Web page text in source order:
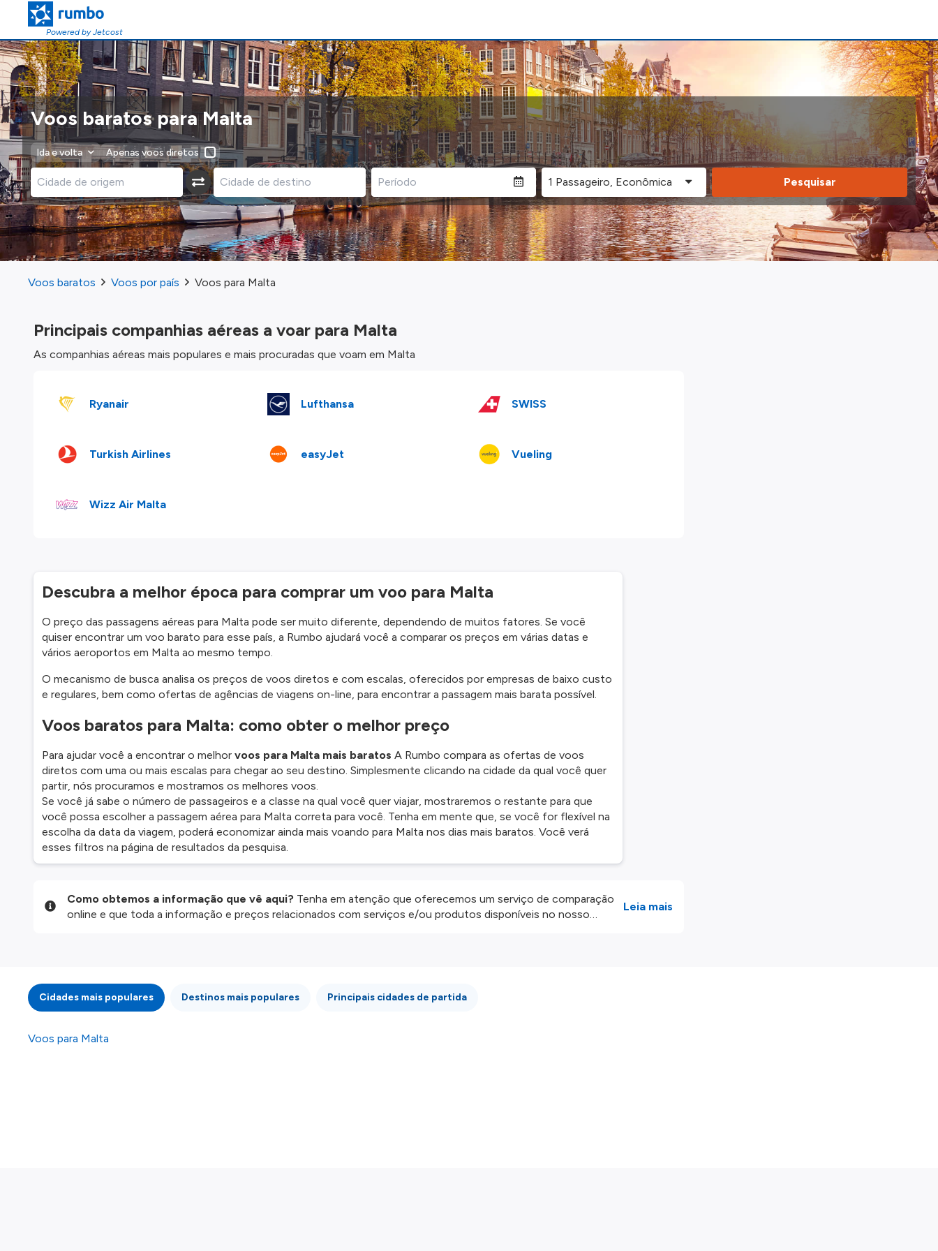
Powered by Jetcost
Voos baratos para Malta
Ida e volta Apenas voos diretos
Pesquisar
Voos baratos Voos por país Voos para Malta
Principais companhias aéreas a voar para Malta
As companhias aéreas mais populares e mais procuradas que voam em Malta
Ryanair Lufthansa SWISS
Turkish Airlines easyJet Vueling
Wizz Air Malta
Descubra a melhor época para comprar um voo para Malta
O preço das passagens aéreas para Malta pode ser muito diferente, dependendo de muitos fatores. Se você
quiser encontrar um voo barato para esse país, a Rumbo ajudará você a comparar os preços em várias datas e
vários aeroportos em Malta ao mesmo tempo.
O mecanismo de busca analisa os preços de voos diretos e com escalas, oferecidos por empresas de baixo custo
e regulares, bem como ofertas de agências de viagens on-line, para encontrar a passagem mais barata possível.
Voos baratos para Malta: como obter o melhor preço
Para ajudar você a encontrar o melhor voos para Malta mais baratos A Rumbo compara as ofertas de voos
diretos com uma ou mais escalas para chegar ao seu destino. Simplesmente clicando na cidade da qual você quer
partir, nós procuramos e mostramos os melhores voos.
Se você já sabe o número de passageiros e a classe na qual você quer viajar, mostraremos o restante para que
você possa escolher a passagem aérea para Malta correta para você. Tenha em mente que, se você for flexível na
escolha da data da viagem, poderá economizar ainda mais voando para Malta nos dias mais baratos. Você verá
esses filtros na página de resultados da pesquisa.
Como obtemos a informação que vê aqui? Tenha em atenção que oferecemos um serviço de comparação
online e que toda a informação e preços relacionados com serviços e/ou produtos disponíveis no nosso
Leia mais
Cidades mais populares Destinos mais populares Principais cidades de partida
Voos para Malta